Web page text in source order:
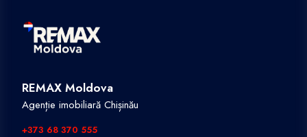
REMAX Moldova
Agenție imobiliară Chișinău
+373 68 370 555